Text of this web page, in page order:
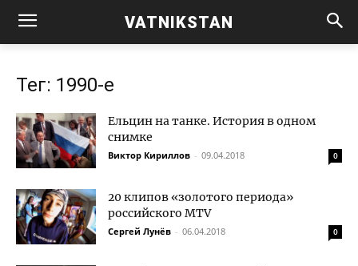
VATNIKSTAN
Тег: 1990-е
Ельцин на танке. История в одном
снимке
Виктор Кириллов - 09.04.2018 0
20 клипов «золотого периода»
российского MTV
Сергей Лунёв - 06.04.2018 0